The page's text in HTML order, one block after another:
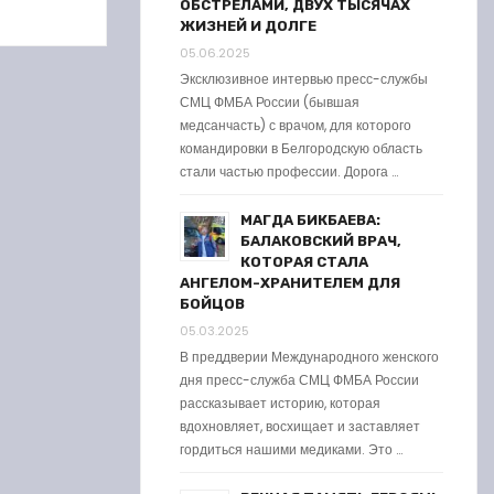
ОБСТРЕЛАМИ, ДВУХ ТЫСЯЧАХ
ЖИЗНЕЙ И ДОЛГЕ
05.06.2025
Эксклюзивное интервью пресс-службы
СМЦ ФМБА России (бывшая
медсанчасть) с врачом, для которого
командировки в Белгородскую область
стали частью профессии. Дорога …
МАГДА БИКБАЕВА:
БАЛАКОВСКИЙ ВРАЧ,
КОТОРАЯ СТАЛА
АНГЕЛОМ-ХРАНИТЕЛЕМ ДЛЯ
БОЙЦОВ
05.03.2025
В преддверии Международного женского
дня пресс-служба СМЦ ФМБА России
рассказывает историю, которая
вдохновляет, восхищает и заставляет
гордиться нашими медиками. Это …